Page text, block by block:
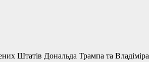
Штатів Дональда Трампа та